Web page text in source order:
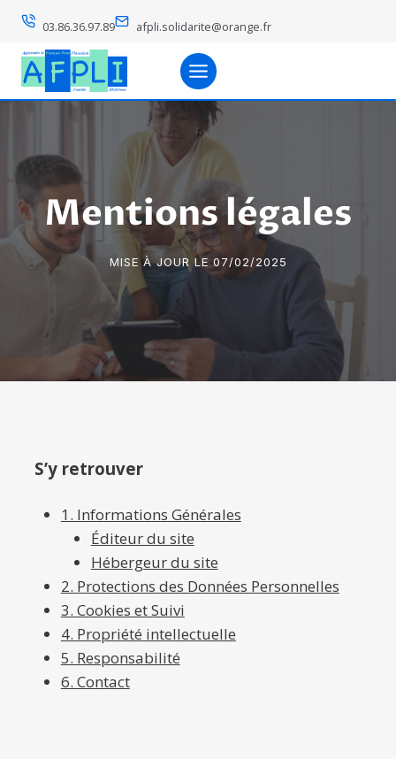
Aller
contenu
03.86.36.97.89 afpli.solidarite@orange.fr
Mentions légales
MISE À JOUR LE 07/02/2025
S’y retrouver
1. Informations Générales
Éditeur du site
Hébergeur du site
2. Protections des Données Personnelles
3. Cookies et Suivi
4. Propriété intellectuelle
5. Responsabilité
6. Contact